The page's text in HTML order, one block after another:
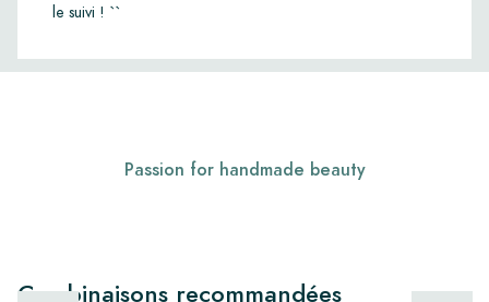
le suivi ! ``
Passion for handmade beauty
Combinaisons recommandées